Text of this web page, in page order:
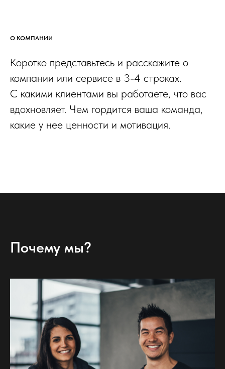
О КОМПАНИИ
Коротко представьтесь и расскажите о
компании или сервисе в 3-4 строках.
С какими клиентами вы работаете, что вас
вдохновляет. Чем гордится ваша команда,
какие у нее ценности и мотивация.
Почему мы?